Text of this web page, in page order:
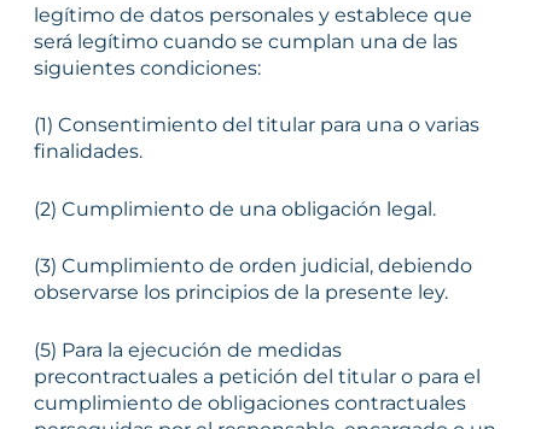
legítimo de datos personales y establece que
será legítimo cuando se cumplan una de las
siguientes condiciones:
(1) Consentimiento del titular para una o varias
finalidades.
(2) Cumplimiento de una obligación legal.
(3) Cumplimiento de orden judicial, debiendo
observarse los principios de la presente ley.
(5) Para la ejecución de medidas
precontractuales a petición del titular o para el
cumplimiento de obligaciones contractuales